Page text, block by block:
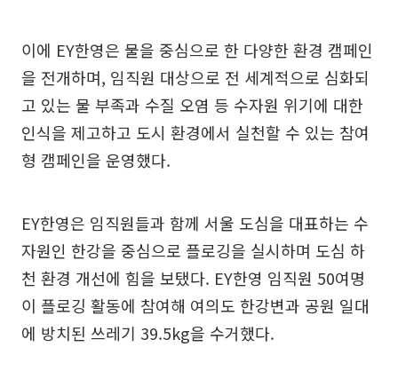
이에 EY한영은 물을 중심으로 한 다양한 환경 캠페인
을 전개하며, 임직원 대상으로 전 세계적으로 심화되
고 있는 물 부족과 수질 오염 등 수자원 위기에 대한
인식을 제고하고 도시 환경에서 실천할 수 있는 참여
형 캠페인을 운영했다.
EY한영은 임직원들과 함께 서울 도심을 대표하는 수
자원인 한강을 중심으로 플로깅을 실시하며 도심 하
천 환경 개선에 힘을 보탰다. EY한영 임직원 50여명
이 플로깅 활동에 참여해 여의도 한강변과 공원 일대
에 방치된 쓰레기 39.5kg을 수거했다.